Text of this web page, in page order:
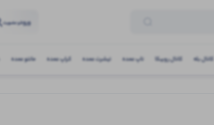
ورودو عضویت
کانال بله کانال روبیکا تاپ عمده تیشرت عمده کراپ عمده مانتو عمده